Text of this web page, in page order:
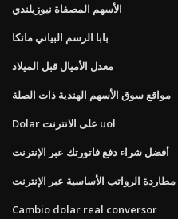
الأسهم المصفاة نيوزيلندي
بابا الرسم البياني ماتكا
معدل الأميال قبل الميلاد
مواقع سوق الأسهم الهندية ذات الصلة
Dolar على الانترنت uol
أفضل شراء دفع فاتورتك عبر الإنترنت
مطاردة الرواتب الأساسية عبر الإنترنت
Cambio dolar real conversor